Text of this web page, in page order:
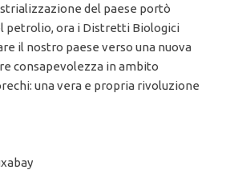
del paese portò
petrolio, ora i Distretti Biologici
il nostro paese verso una nuova
consapevolezza in ambito
una vera e propria rivoluzione